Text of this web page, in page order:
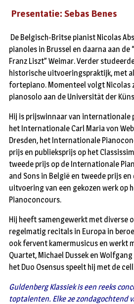
Presentatie: Sebas Benes
De Belgisch-Britse pianist Nicolas
pianoles in Brussel en daarna aan
Franz Liszt” Weimar. Verder
historische uitvoeringspraktijk, met
fortepiano. Momenteel volgt Nicolas
pianosolo aan de Universität der
Hij is prijswinnaar van
het Internationale Carl Maria von
Dresden, het Internationale
prijs en publieksprijs op het
tweede prijs op de Internationale
and Sons in België en tweede prijs
uitvoering van een gekozen werk op
Pianoconcours.
Hij heeft samengewerkt met diverse
regelmatig recitals in Europa in
ook fervent kamermusicus en werkt
Quartet, Michael Dussek en
het Duo Osensus speelt hij met de
Guldenberg Klassiek is een reeks
toptalenten. Elke 2e zondagochtend